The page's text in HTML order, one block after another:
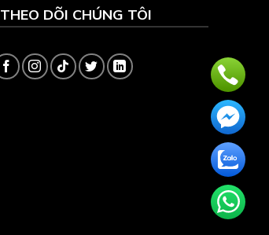
THEO DÕI CHÚNG TÔI